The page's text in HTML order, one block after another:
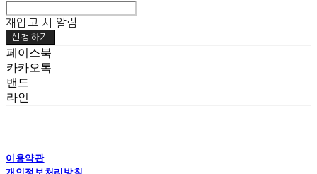
재입고 시 알림
신청하기
페이스북
카카오톡
밴드
라인
이용약관